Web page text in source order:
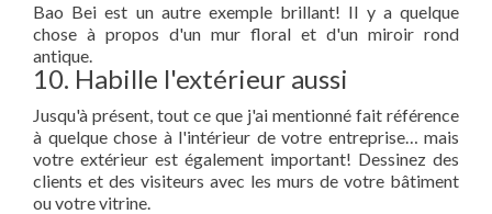
Bao Bei est un autre exemple brillant! Il y a quelque
chose à propos d'un mur floral et d'un miroir rond
antique.
10. Habille l'extérieur aussi
Jusqu'à présent, tout ce que j'ai mentionné fait référence
à quelque chose à l'intérieur de votre entreprise… mais
votre extérieur est également important! Dessinez des
clients et des visiteurs avec les murs de votre bâtiment
ou votre vitrine.